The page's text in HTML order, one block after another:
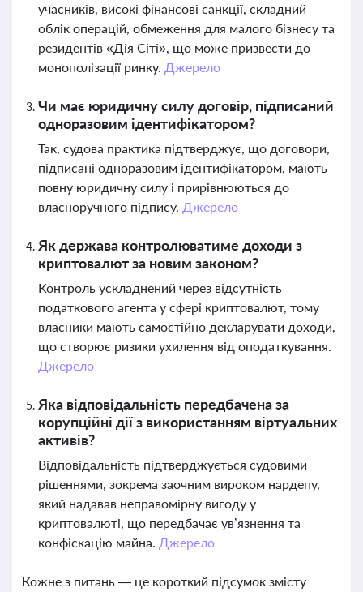
учасників, високі фінансові санкції, складний
облік операцій, обмеження для малого бізнесу та
резидентів «Дія Сіті», що може призвести до
монополізації ринку. Джерело
Чи має юридичну силу договір, підписаний
одноразовим ідентифікатором?
Так, судова практика підтверджує, що договори,
підписані одноразовим ідентифікатором, мають
повну юридичну силу і прирівнюються до
власноручного підпису. Джерело
Як держава контролюватиме доходи з
криптовалют за новим законом?
Контроль ускладнений через відсутність
податкового агента у сфері криптовалют, тому
власники мають самостійно декларувати доходи,
що створює ризики ухилення від оподаткування.
Джерело
Яка відповідальність передбачена за
корупційні дії з використанням віртуальних
активів?
Відповідальність підтверджується судовими
рішеннями, зокрема заочним вироком нардепу,
який надавав неправомірну вигоду у
криптовалюті, що передбачає ув’язнення та
конфіскацію майна. Джерело
Кожне з питань — це короткий підсумок змісту